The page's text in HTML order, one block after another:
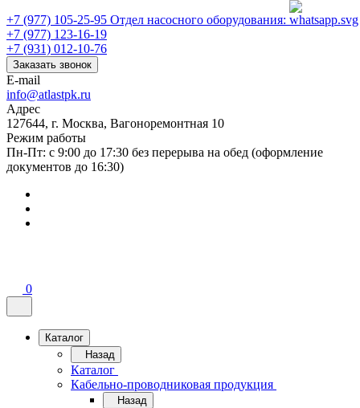
+7 (977) 105-25-95 Отдел насосного оборудования:
+7 (977) 123-16-19
+7 (931) 012-10-76
Заказать звонок
E-mail
info@atlastpk.ru
Адрес
127644, г. Москва, Вагоноремонтная 10
Режим работы
Пн-Пт: с 9:00 до 17:30 без перерыва на обед (оформление
документов до 16:30)
0
Каталог
Назад
Каталог
Кабельно-проводниковая продукция
Назад